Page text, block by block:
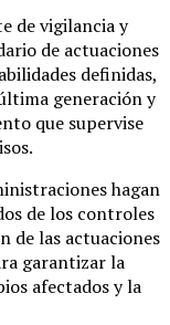
de vigilancia y
de actuaciones
definidas,
generación y
que supervise
hagan
de los controles
de las actuaciones
garantizar la
afectados y la